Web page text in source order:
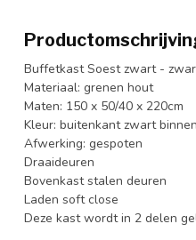
Buffetkast Soest zwart -
Materiaal: grenen hout
Maten: 150 x 50/40 x 220cm
Kleur: buitenkant zwart
Afwerking: gespoten
Draaideuren
Bovenkast stalen deuren
Laden soft close
Deze kast wordt in 2 delen